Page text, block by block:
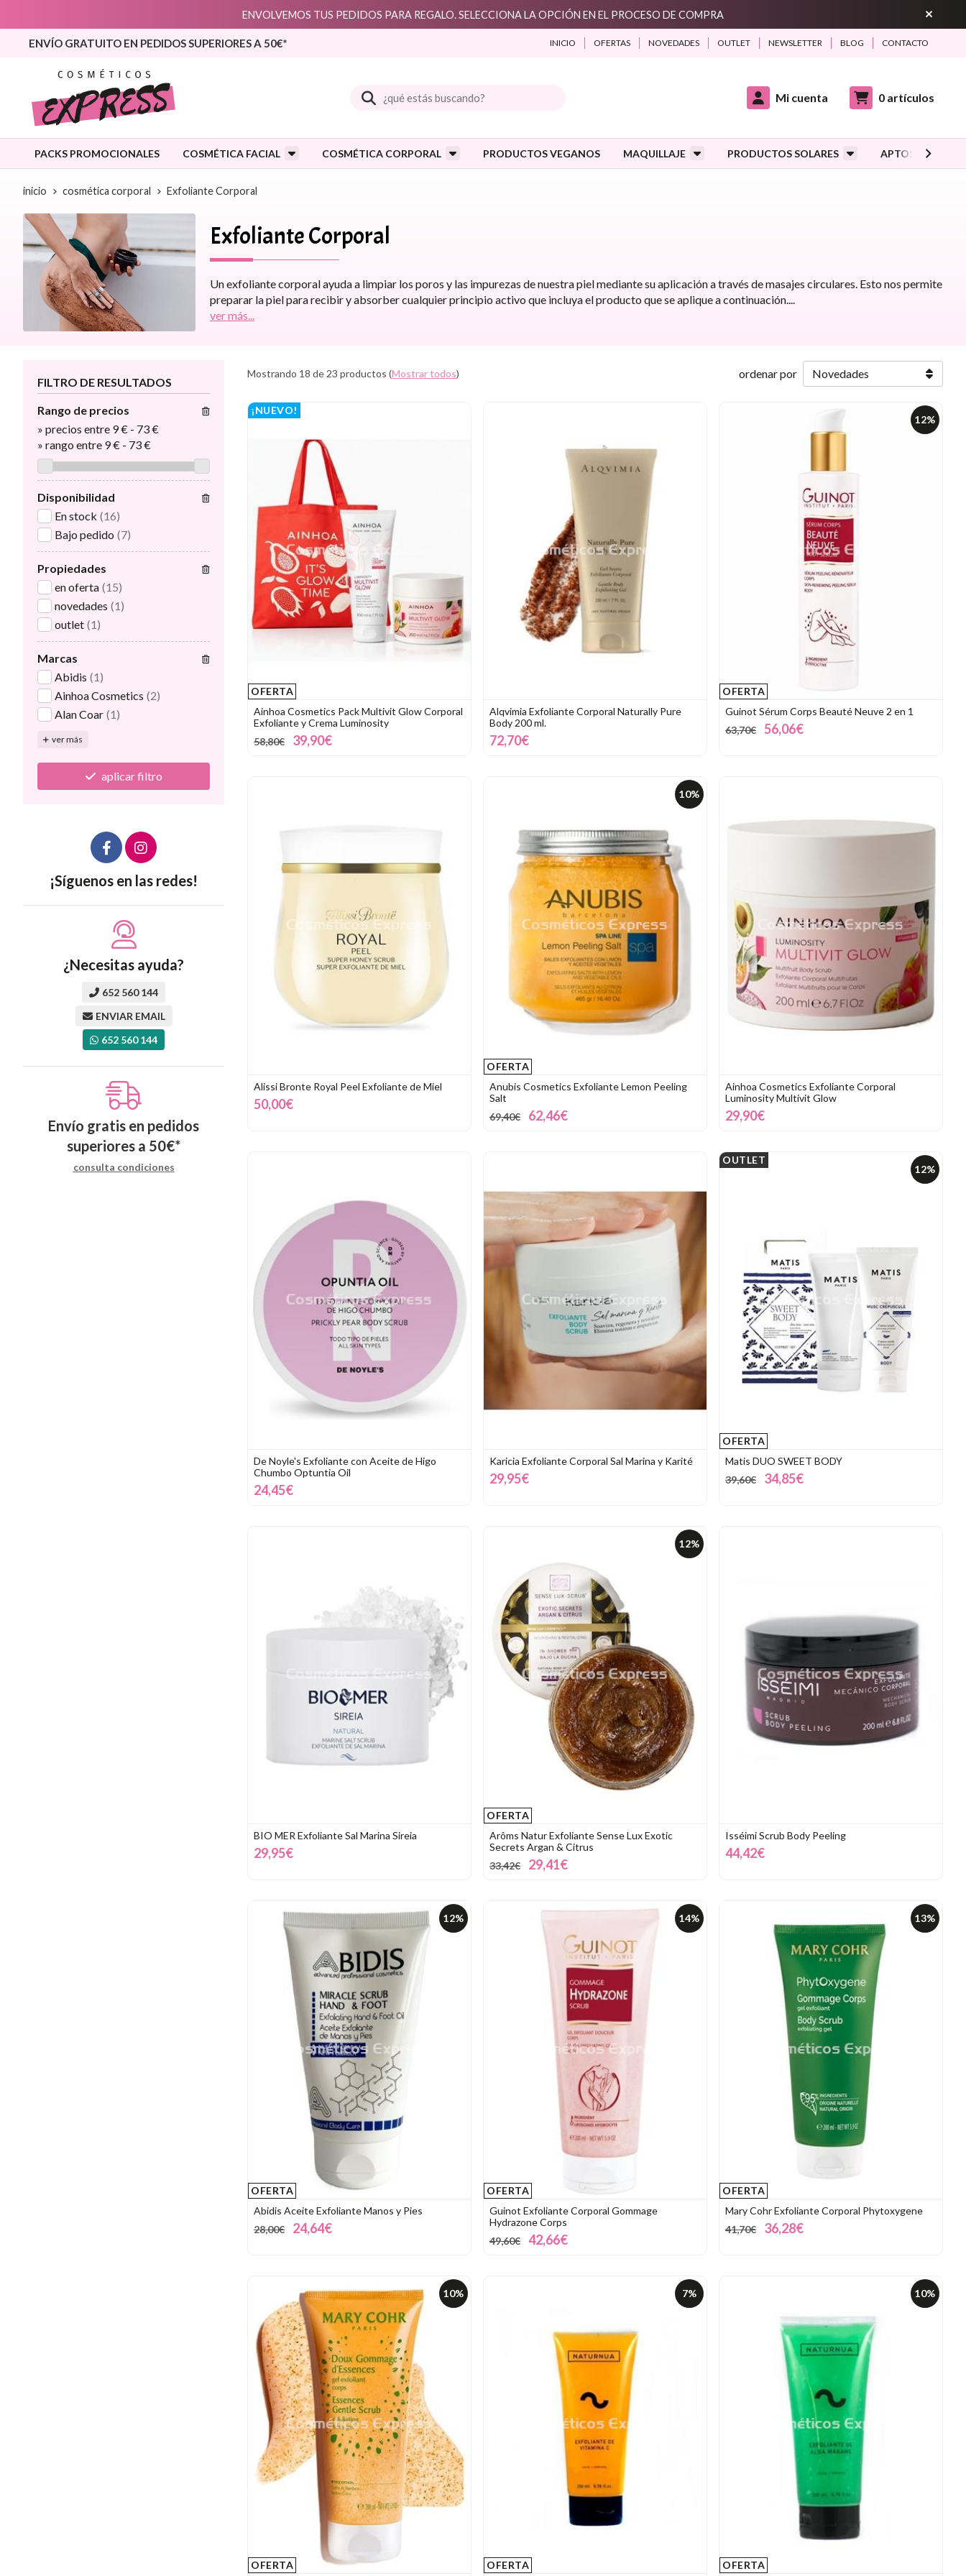
ENVOLVEMOS TUS PEDIDOS PARA REGALO. SELECCIONA LA OPCIÓN EN EL PROCESO DE COMPRA
ENVÍO GRATUITO EN PEDIDOS SUPERIORES A 50€* INICIO OFERTAS NOVEDADES OUTLET NEWSLETTER BLOG CONTACTO
Buscar Mi cuenta 0 artículos
PACKS PROMOCIONALES COSMÉTICA FACIAL COSMÉTICA CORPORAL PRODUCTOS VEGANOS MAQUILLAJE PRODUCTOS SOLARES APTOS
inicio cosmética corporal Exfoliante Corporal
Exfoliante Corporal
Un exfoliante corporal ayuda a limpiar los poros y las impurezas de nuestra piel mediante su aplicación a través de masajes circulares. Esto nos permite
preparar la piel para recibir y absorber cualquier principio activo que incluya el producto que se aplique a continuación.
ver más...
Mostrando 18 de 23 productos (Mostrar todos) ordenar por
OFERTA
¡NUEVO!
Ainhoa Cosmetics Pack Multivit Glow Corporal
Exfoliante y Crema Luminosity
58,80€
39,90€
Alqvimia Exfoliante Corporal Naturally Pure
Body 200 ml.
72,70€
12%
OFERTA
Guinot Sérum Corps Beauté Neuve 2 en 1
63,70€
56,06€
Alissi Bronte Royal Peel Exfoliante de Miel
50,00€
10%
OFERTA
Anubis Cosmetics Exfoliante Lemon Peeling
Salt
69,40€
62,46€
Ainhoa Cosmetics Exfoliante Corporal
Luminosity Multivit Glow
29,90€
De Noyle's Exfoliante con Aceite de Higo
Chumbo Optuntia Oil
24,45€
Karicia Exfoliante Corporal Sal Marina y Karité
29,95€
12%
OFERTA
OUTLET
Matis DUO SWEET BODY
39,60€
34,85€
BIO MER Exfoliante Sal Marina Sireia
29,95€
12%
OFERTA
Arôms Natur Exfoliante Sense Lux Exotic
Secrets Argan & Citrus
33,42€
29,41€
Isséimi Scrub Body Peeling
44,42€
12%
OFERTA
Abidis Aceite Exfoliante Manos y Pies
28,00€
24,64€
14%
OFERTA
Guinot Exfoliante Corporal Gommage
Hydrazone Corps
49,60€
42,66€
13%
OFERTA
Mary Cohr Exfoliante Corporal Phytoxygene
41,70€
36,28€
10%
OFERTA
7%
OFERTA
10%
OFERTA
FILTRO DE RESULTADOS
Rango de precios
» precios entre 9 € - 73 €
» rango entre 9€ - 73€
Disponibilidad
En stock (16)
Bajo pedido (7)
Propiedades
en oferta (15)
novedades (1)
outlet (1)
Marcas
Abidis (1)
Ainhoa Cosmetics (2)
Alan Coar (1)
ver más
aplicar filtro
¡Síguenos en las redes!
¿Necesitas ayuda?
652 560 144
ENVIAR EMAIL
652 560 144
Envío gratis en pedidos
superiores a 50€*
consulta condiciones